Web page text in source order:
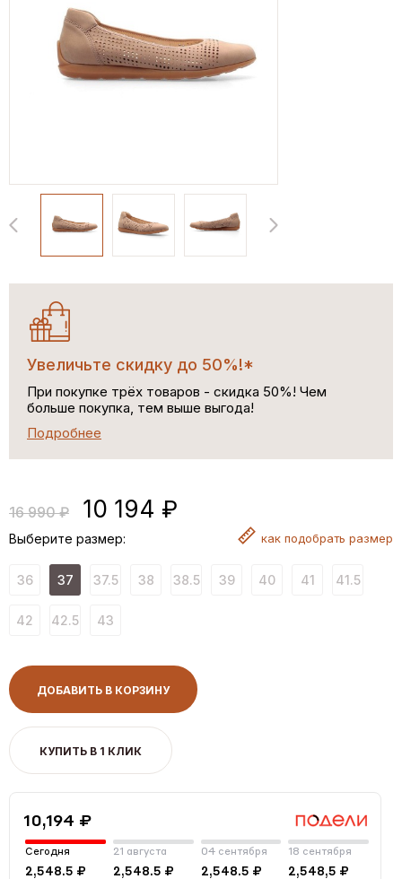
Увеличьте скидку до 50%!*
При покупке трёх товаров - скидка 50%! Чем
больше покупка, тем выше выгода!
Подробнее
16 990 ₽ 10 194 ₽
Выберите размер: как подобрать размер
36 37 37.5 38 38.5 39 40 41 41.5
42 42.5 43
ДОБАВИТЬ В КОРЗИНУ
КУПИТЬ В 1 КЛИК
10,194 ₽
Сегодня
2,548.5 ₽
21 августа
2,548.5 ₽
04 сентября
2,548.5 ₽
18 сентября
2,548,5 ₽